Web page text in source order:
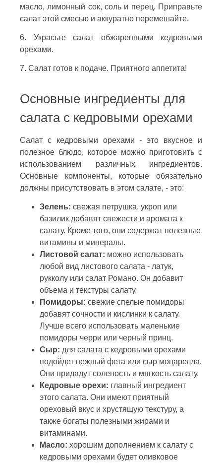
масло, лимонный сок, соль и перец. Приправьте
салат этой смесью и аккуратно перемешайте.
6. Украсьте салат обжаренными кедровыми
орехами.
7. Салат готов к подаче. Приятного аппетита!
Основные ингредиенты для
салата с кедровыми орехами
Салат с кедровыми орехами - это вкусное и
полезное блюдо, которое можно приготовить с
использованием различных ингредиентов.
Основные компоненты, которые обязательно
должны присутствовать в этом салате, - это:
Зелень: свежая петрушка, укроп или
базилик добавят свежести и аромата к
салату. Кроме того, они содержат полезные
витамины и минералы.
Листовой салат: можно использовать
любой вид листового салата - латук,
рукколу или салат Романо. Он добавит
объема и текстуры салату.
Помидоры: свежие спелые помидоры
добавят сочности и кислинки к салату.
Лучше всего использовать маленькие
помидоры черри или черный принц.
Сыр: для салата с кедровыми орехами
подойдет нежный фета или сыр моцарелла.
Они придадут соленость и мягкость салату.
Кедровые орехи: главный ингредиент
этого салата. Они имеют приятный
ореховый вкус и хрустящую текстуру, а
также богаты полезными жирами и
витаминами.
Масло: хорошим дополнением к салату с
кедровыми орехами будет оливковое